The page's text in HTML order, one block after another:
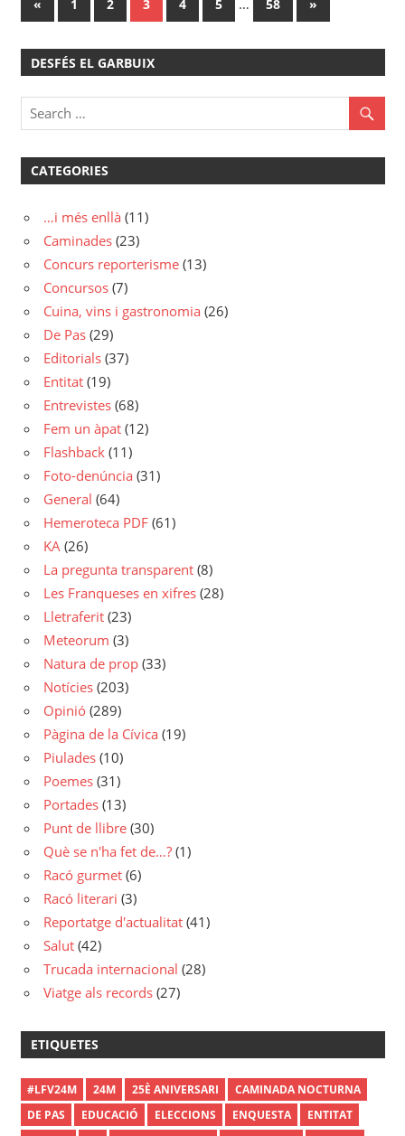
les
entrades
«
Posts
1 2 3 4 5 … 58
Posts
»
DESFÉS EL GARBUIX
CATEGORIES
…i més enllà (11)
Caminades (23)
Concurs reporterisme (13)
Concursos (7)
Cuina, vins i gastronomia (26)
De Pas (29)
Editorials (37)
Entitat (19)
Entrevistes (68)
Fem un àpat (12)
Flashback (11)
Foto-denúncia (31)
General (64)
Hemeroteca PDF (61)
KA (26)
La pregunta transparent (8)
Les Franqueses en xifres (28)
Lletraferit (23)
Meteorum (3)
Natura de prop (33)
Notícies (203)
Opinió (289)
Pàgina de la Cívica (19)
Piulades (10)
Poemes (31)
Portades (13)
Punt de llibre (30)
Què se n'ha fet de…? (1)
Racó gurmet (6)
Racó literari (3)
Reportatge d'actualitat (41)
Salut (42)
Trucada internacional (28)
Viatge als records (27)
ETIQUETES
#LFV24M 24M 25È ANIVERSARI
CAMINADA NOCTURNA
DE PAS
EDUCACIÓ ELECCIONS ENQUESTA
ENTITAT